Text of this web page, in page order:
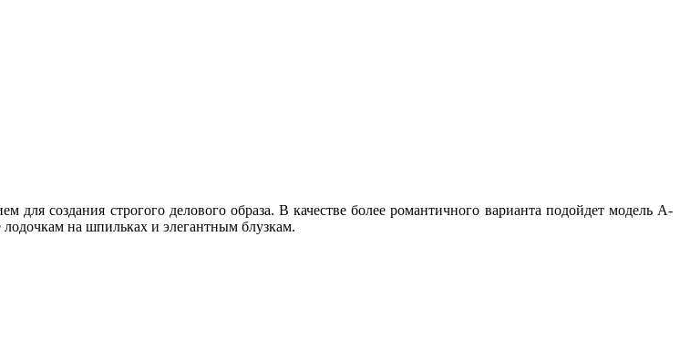
создания строгого делового образа. В качестве более романтичного варианта подойдет модель А-
лодочкам на шпильках и элегантным блузкам.